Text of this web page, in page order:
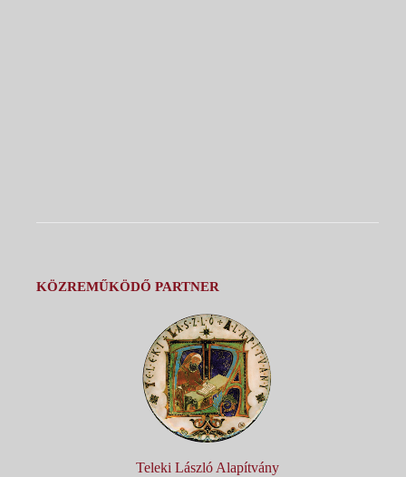
KÖZREMŰKÖDŐ PARTNER
Teleki László Alapítvány